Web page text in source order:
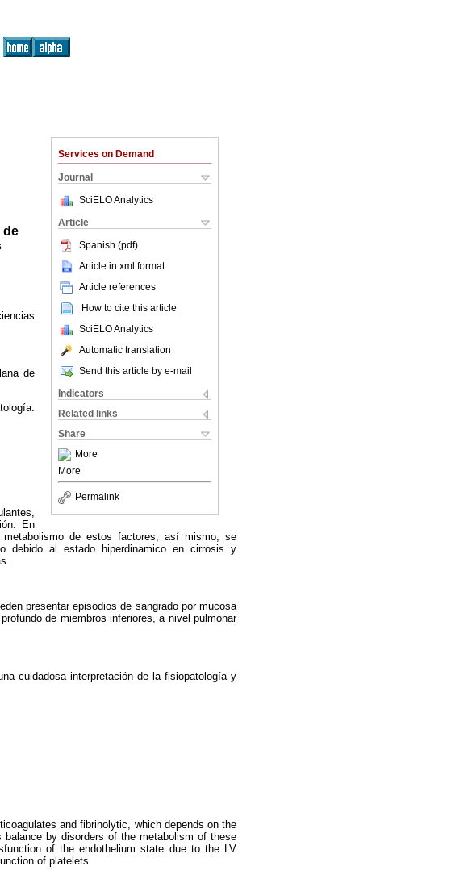
Services on Demand
Journal
SciELO Analytics
Article
Spanish (pdf)
Article in xml format
Article references
How to cite this article
SciELO Analytics
Automatic translation
Send this article by e-mail
Indicators
Related links
Share
More
More
Permalink
de
de
En
de estos factores, así mismo, se
debido al estado hiperdinamico en cirrosis y
presentar episodios de sangrado por mucosa
de miembros inferiores, a nivel pulmonar
cuidadosa interpretación de la fisio­patología y
and fibrinolytic, which depends on the
by disorders of the metabolism of these
of the endothelium state due to the LV
of platelets.